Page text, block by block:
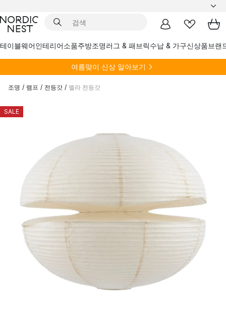
테이블웨어인테리어소품주방조명러그 & 패브릭수납 & 가구신상품브랜
여름맞이 신상 알아보기
조명 / 램프 / 전등갓 / 멜라 전등갓
SALE